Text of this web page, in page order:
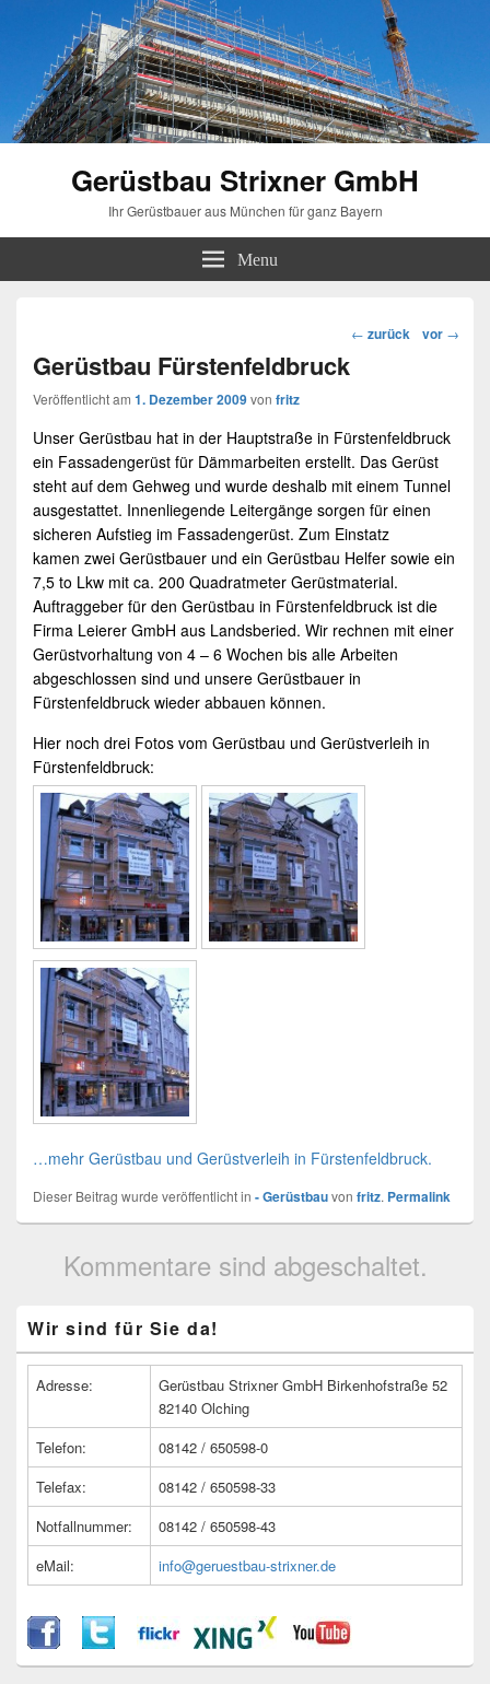
Gerüstbau Strixner GmbH
Ihr Gerüstbauer aus München für ganz Bayern
Menu
Beitragsnavigation
← zurück vor →
Gerüstbau Fürstenfeldbruck
Veröffentlicht am 1. Dezember 2009von fritz
Unser Gerüstbau hat in der Hauptstraße in Fürstenfeldbruck
ein Fassadengerüst für Dämmarbeiten erstellt. Das Gerüst
steht auf dem Gehweg und wurde deshalb mit einem Tunnel
ausgestattet. Innenliegende Leitergänge sorgen für einen
sicheren Aufstieg im Fassadengerüst. Zum Einstatz
kamen zwei Gerüstbauer und ein Gerüstbau Helfer sowie ein
7,5 to Lkw mit ca. 200 Quadratmeter Gerüstmaterial.
Auftraggeber für den Gerüstbau in Fürstenfeldbruck ist die
Firma Leierer GmbH aus Landsberied. Wir rechnen mit einer
Gerüstvorhaltung von 4 – 6 Wochen bis alle Arbeiten
abgeschlossen sind und unsere Gerüstbauer in
Fürstenfeldbruck wieder abbauen können.
Hier noch drei Fotos vom Gerüstbau und Gerüstverleih in
Fürstenfeldbruck:
…mehr Gerüstbau und Gerüstverleih in Fürstenfeldbruck.
Dieser Beitrag wurde veröffentlicht in - Gerüstbauvon fritz. Permalink
Kommentare sind abgeschaltet.
Seitenleisten
Widget-
Wir sind für Sie da!
Adresse:
Gerüstbau Strixner GmbH Birkenhofstraße 52
82140 Olching
Telefon:
08142 / 650598-0
Telefax:
08142 / 650598-33
Notfallnummer:
08142 / 650598-43
eMail:
info@geruestbau-strixner.de